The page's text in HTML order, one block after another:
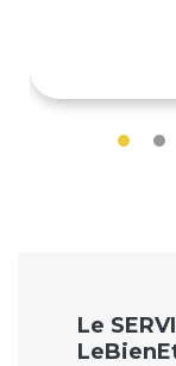
Le